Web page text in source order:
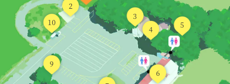
2
3
4
5
6
9
10